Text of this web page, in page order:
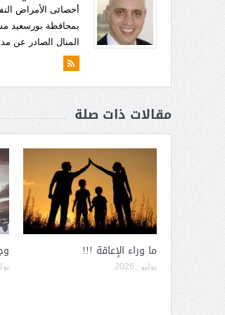
أخصائى الأمراض
بمحافظة بورسعيد
المنال الصادر عن
مقالات ذات صلة
ما وراء الإعاقة !!!
يوليو , 2026